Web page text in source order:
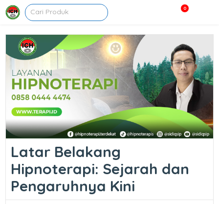
0
Latar Belakang
Hipnoterapi: Sejarah dan
Pengaruhnya Kini